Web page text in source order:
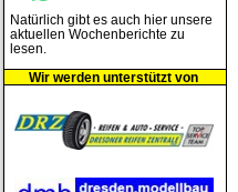
Natürlich gibt es auch hier unsere
aktuellen Wochenberichte zu
lesen.
Wir werden unterstützt von